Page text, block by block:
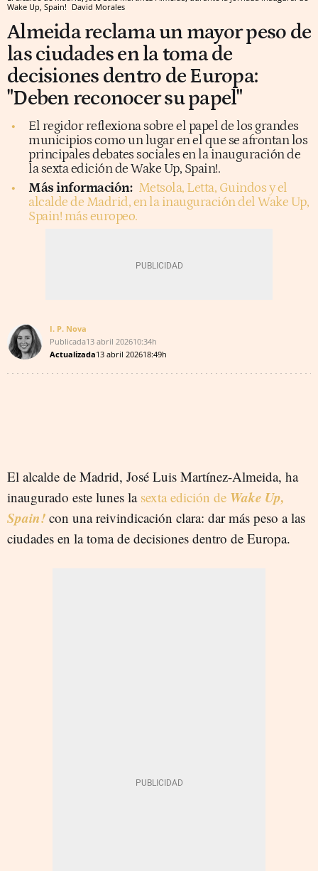
Wake Up, Spain! David Morales
Almeida reclama un mayor peso de
las ciudades en la toma de
decisiones dentro de Europa:
"Deben reconocer su papel"
El regidor reflexiona sobre el papel de los grandes
municipios como un lugar en el que se afrontan los
principales debates sociales en la inauguración de
la sexta edición de Wake Up, Spain!.
Más información: Metsola, Letta, Guindos y el
alcalde de Madrid, en la inauguración del Wake Up,
Spain! más europeo.
I. P. Nova
Publicada13 abril 202610:34h
Actualizada13 abril 202618:49h
El alcalde de Madrid, José Luis Martínez-Almeida, ha
inaugurado este lunes lasexta edición de Wake Up,
Spain! con una reivindicación clara: dar más peso a las
ciudades en la toma de decisiones dentro de Europa.